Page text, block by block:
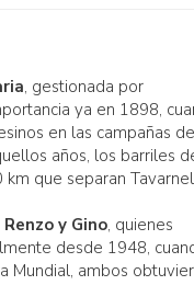
, gestionada por
ya en 1898,
en las campañas de
años, los barriles
que separan
Renzo y Gino, quienes
desde 1948,
Mundial, ambos